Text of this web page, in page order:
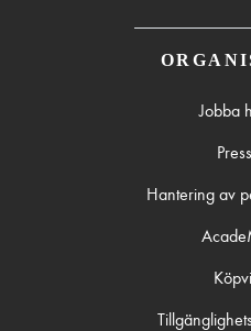
Jobba
Hantering av